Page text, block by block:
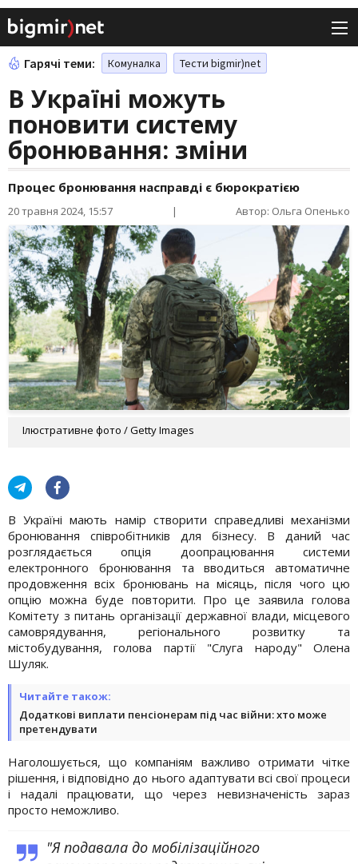
Гарячі теми: Комуналка Тести bigmir)net
В Україні можуть
поновити систему
бронювання: зміни
Процес бронювання насправді є бюрократією
20 травня 2024, 15:57 | Автор: Ольга Опенько
Ілюстративне фото / Getty Images
В Україні мають намір створити справедливі механізми
бронювання співробітників для бізнесу. В даний час
розглядається опція доопрацювання системи
електронного бронювання та вводиться автоматичне
продовження всіх бронювань на місяць, після чого цю
опцію можна буде повторити. Про це заявила голова
Комітету з питань організації державної влади, місцевого
самоврядування, регіонального розвитку та
містобудування, голова партії "Слуга народу" Олена
Шуляк.
Читайте також:
Додаткові виплати пенсіонерам під час війни: хто може
претендувати
Наголошується, що компаніям важливо отримати чітке
рішення, і відповідно до нього адаптувати всі свої процеси
і надалі працювати, що через невизначеність зараз
просто неможливо.
"Я подавала до мобілізаційного